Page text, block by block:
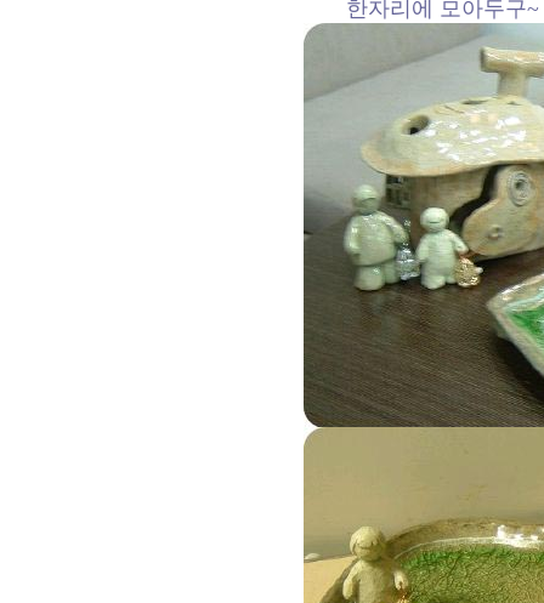
한자리에 모아두구